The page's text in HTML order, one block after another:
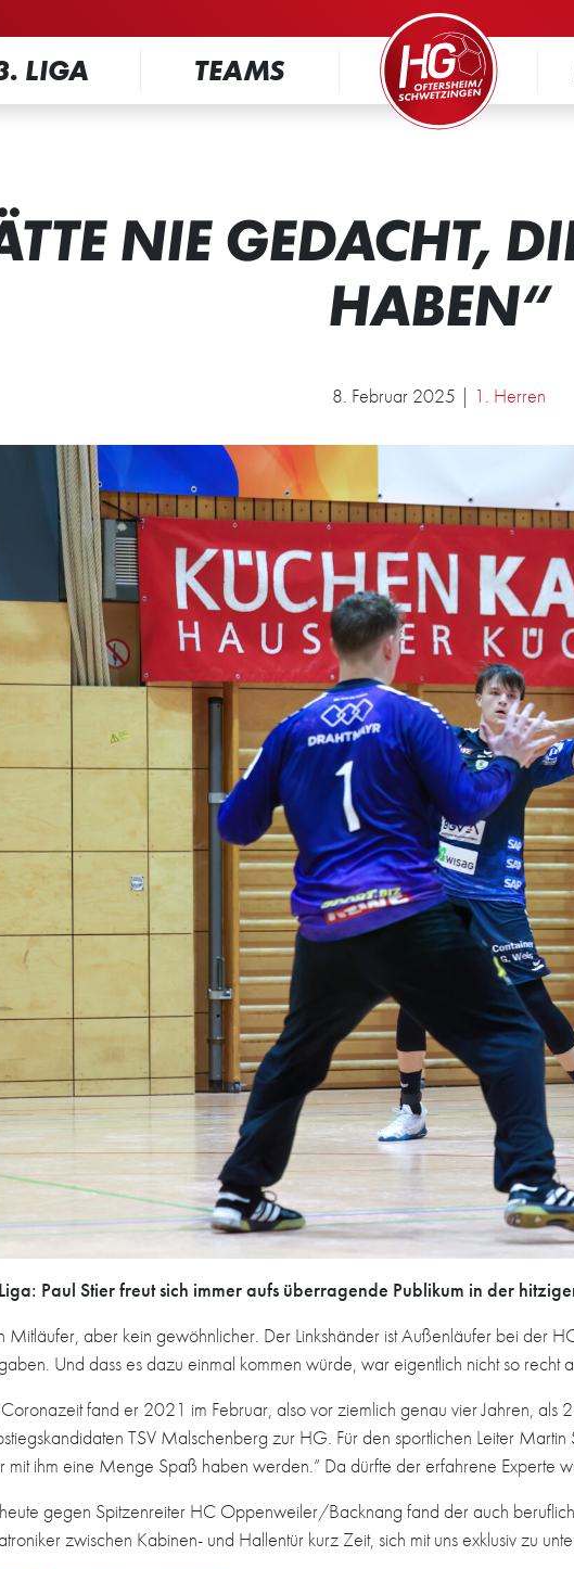
LIGA TEAMS
NIE GEDACHT,
HABEN“
8. Februar 2025 | 1. Herren
Paul Stier freut sich immer aufs überragende Publikum in der
Mitläufer, aber kein gewöhnlicher. Der Linkshänder ist Außenläufer bei der
Und dass es dazu einmal kommen würde, war eigentlich nicht so recht
fand er 2021 im Februar, also vor ziemlich genau vier Jahren, als
TSV Malschenberg zur HG. Für den sportlichen Leiter Martin
mit ihm eine Menge Spaß haben werden.“ Da dürfte der erfahrene Experte
gegen Spitzenreiter HC Oppenweiler/Backnang fand der auch
zwischen Kabinen- und Hallentür kurz Zeit, sich mit uns exklusiv zu